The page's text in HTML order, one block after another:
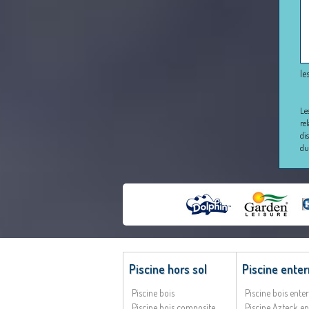
Piscine hors sol
Piscine bois
Piscine
Piscine bois